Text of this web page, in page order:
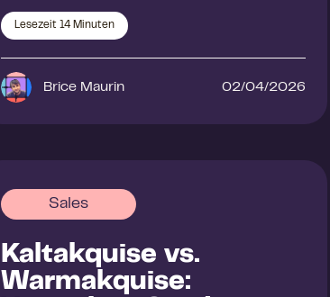
Lesezeit 14 Minuten
Brice Maurin 02/04/2026
Sales
Kaltakquise vs.
Warmakquise: